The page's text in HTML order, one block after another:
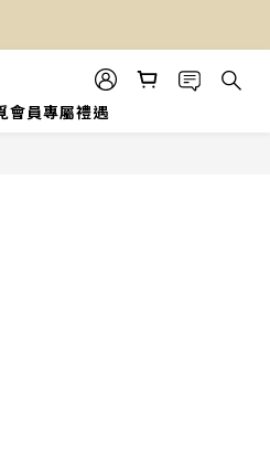
會員專屬禮遇